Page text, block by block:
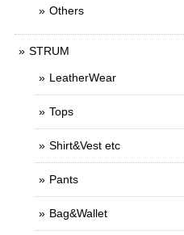
Others
STRUM
LeatherWear
Tops
Shirt&Vest etc
Pants
Bag&Wallet